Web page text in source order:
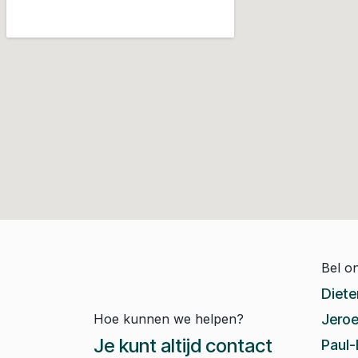
Hoe kunnen we helpen?
Je kunt altijd contact
Bel